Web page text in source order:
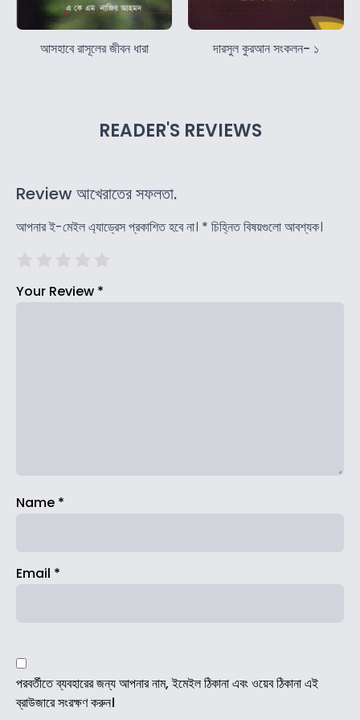
আসহাবে রাসূলের জীবন ধারা দারসুল কুরআন সংকলন- ১
READER'S REVIEWS
Review আখেরাতের সফলতা.
আপনার ই-মেইল এ্যাড্রেস প্রকাশিত হবে না। * চিহ্নিত বিষয়গুলো আবশ্যক।
Your Review *
Name *
Email *
পরবর্তীতে ব্যবহারের জন্য আপনার নাম, ইমেইল ঠিকানা এবং ওয়েব ঠিকানা এই
ব্রাউজারে সংরক্ষণ করুন।